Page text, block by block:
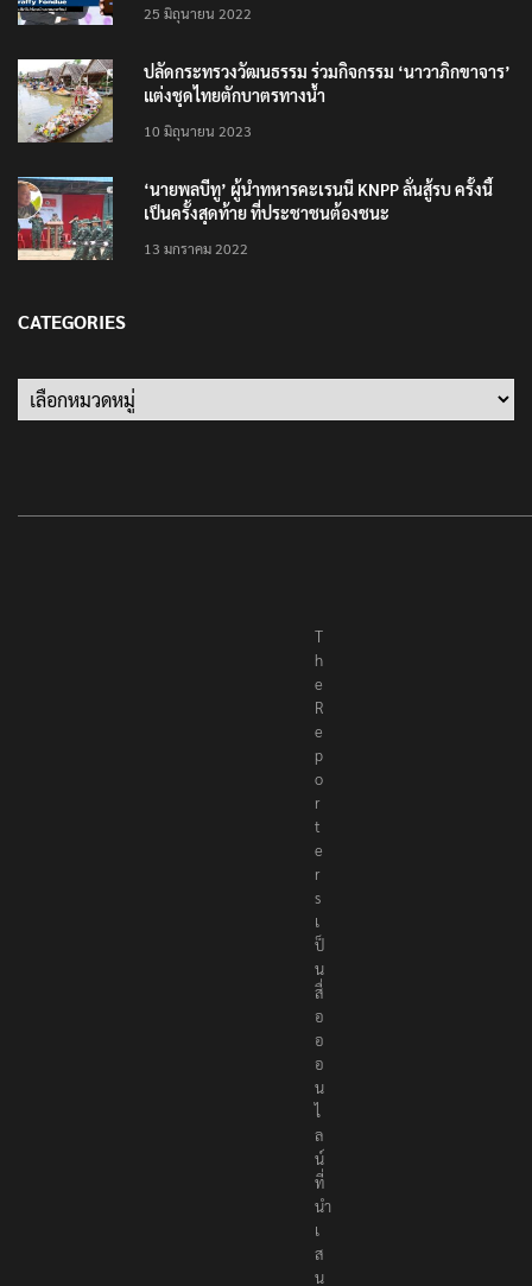
แต่งชุดไทยตักบาตรทางน้ำ
10 มิถุนายน 2023
เป็นครั้งสุดท้าย ที่ประชาชนต้องชนะ
13 มกราคม 2022
h
e
R
e
p
o
r
t
e
r
s
เ
ป็
น
สื่
อ
อ
อ
น
ไ
ล
น์
ที่
นำ
เ
ส
น
อ